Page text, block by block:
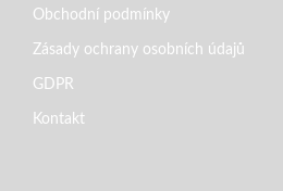
Obchodní podmínky
Zásady ochrany osobních údajů
GDPR
Kontakt